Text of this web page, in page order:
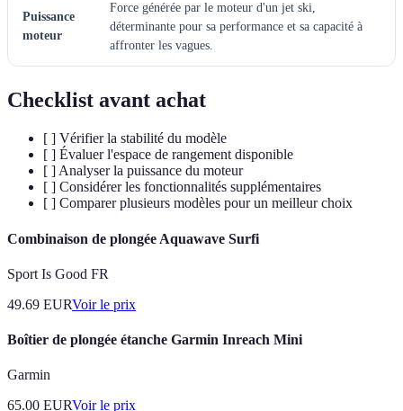
Puissance
moteur
Force générée par le moteur d'un jet ski,
déterminante pour sa performance et sa capacité à
affronter les vagues.
Checklist avant achat
[ ] Vérifier la stabilité du modèle
[ ] Évaluer l'espace de rangement disponible
[ ] Analyser la puissance du moteur
[ ] Considérer les fonctionnalités supplémentaires
[ ] Comparer plusieurs modèles pour un meilleur choix
Combinaison de plongée Aquawave Surfi
Sport Is Good FR
49.69 EURVoir le prix
Boîtier de plongée étanche Garmin Inreach Mini
Garmin
65.00 EURVoir le prix